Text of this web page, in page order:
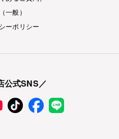
一般）
ーポリシー
公式SNS／